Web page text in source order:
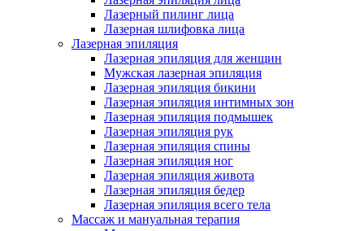
Лазерный пилинг лица
Лазерная шлифовка лица
Лазерная эпиляция
Лазерная эпиляция для женщин
Мужская лазерная эпиляция
Лазерная эпиляция бикини
Лазерная эпиляция интимных зон
Лазерная эпиляция подмышек
Лазерная эпиляция рук
Лазерная эпиляция спины
Лазерная эпиляция ног
Лазерная эпиляция живота
Лазерная эпиляция бедер
Лазерная эпиляция всего тела
Массаж и мануальная терапия